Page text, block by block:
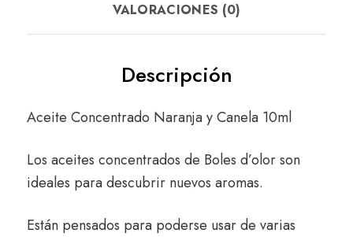
VALORACIONES (0)
Descripción
Aceite Concentrado Naranja y Canela 10ml
Los aceites concentrados de Boles d’olor son
ideales para descubrir nuevos aromas.
Están pensados para poderse usar de varias